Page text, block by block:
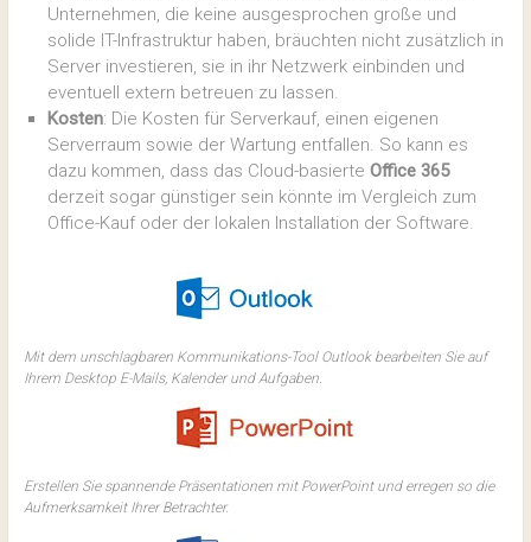
Unternehmen, die keine ausgesprochen große und
solide IT-Infrastruktur haben, bräuchten nicht zusätzlich in
Server investieren, sie in ihr Netzwerk einbinden und
eventuell extern betreuen zu lassen.
Kosten: Die Kosten für Serverkauf, einen eigenen
Serverraum sowie der Wartung entfallen. So kann es
dazu kommen, dass das Cloud-basierte Office 365
derzeit sogar günstiger sein könnte im Vergleich zum
Office-Kauf oder der lokalen Installation der Software.
Mit dem unschlagbaren Kommunikations-Tool Outlook bearbeiten Sie auf
Ihrem Desktop E-Mails, Kalender und Aufgaben.
Erstellen Sie spannende Präsentationen mit PowerPoint und erregen so die
Aufmerksamkeit Ihrer Betrachter.